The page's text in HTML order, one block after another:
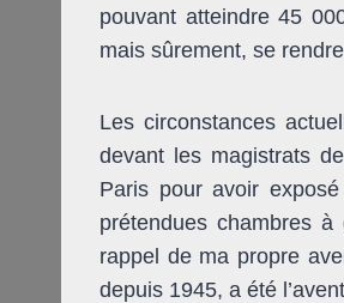
pouvant atteindre 45
mais sûrement, se
Les circonstances
devant les magistrats
Paris pour avoir
prétendues chambres
rappel de ma propre
depuis 1945, a été